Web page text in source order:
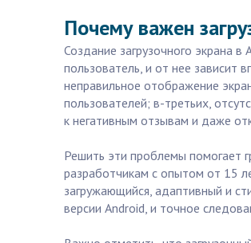
Почему важен
Создание загрузочного экрана
пользователь, и от нее зависит
неправильное отображение
пользователей; в-третьих,
к негативным отзывам и даже
Решить эти проблемы помогает
разработчикам с опытом от 15
загружающийся, адаптивный и
версии Android, и точное